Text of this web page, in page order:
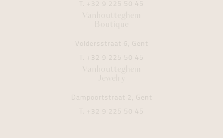
T. +32 9 225 50 45
Vanhoutteghem
Boutique
Voldersstraat 6, Gent
T. +32 9 225 50 45
Vanhoutteghem
Jewelry
Dampoortstraat 2, Gent
T. +32 9 225 50 45